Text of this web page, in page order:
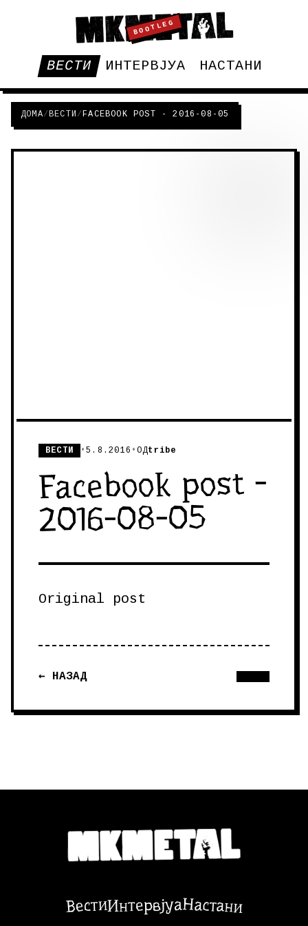
BOOTLEG
ВЕСТИ ИНТЕРВЈУА НАСТАНИ
ДОМА/ВЕСТИ /FACEBOOK POST - 2016-08-05
ВЕСТИ •5.8.2016 •ОДtribe
Facebook post -
2016-08-05
Original post
← НАЗАД
ВестиИнтервјуаНастани